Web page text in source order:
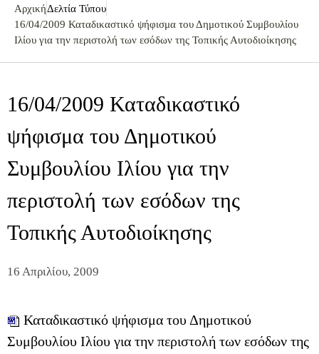
ΑρχικήΔελτία Τύπου
16/04/2009 Καταδικαστικό ψήφισμα του Δημοτικού Συμβουλίου
Ιλίου για την περιστολή των εσόδων της Τοπικής Αυτοδιοίκησης
16/04/2009 Καταδικαστικό
ψήφισμα του Δημοτικού
Συμβουλίου Ιλίου για την
περιστολή των εσόδων της
Τοπικής Αυτοδιοίκησης
16 Απριλίου, 2009
Καταδικαστικό ψήφισμα του Δημοτικού
Συμβουλίου Ιλίου για την περιστολή των εσόδων της